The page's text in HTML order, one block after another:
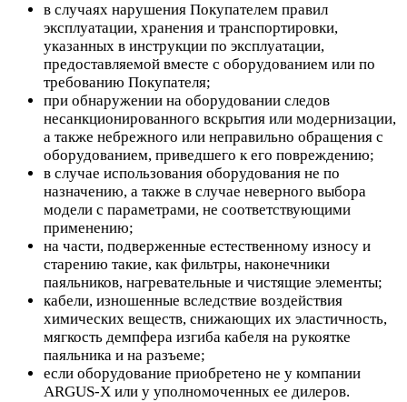
в случаях нарушения Покупателем правил
эксплуатации, хранения и транспортировки,
указанных в инструкции по эксплуатации,
предоставляемой вместе с оборудованием или по
требованию Покупателя;
при обнаружении на оборудовании следов
несанкционированного вскрытия или модернизации,
а также небрежного или неправильно обращения с
оборудованием, приведшего к его повреждению;
в случае использования оборудования не по
назначению, а также в случае неверного выбора
модели с параметрами, не соответствующими
применению;
на части, подверженные естественному износу и
старению такие, как фильтры, наконечники
паяльников, нагревательные и чистящие элементы;
кабели, изношенные вследствие воздействия
химических веществ, снижающих их эластичность,
мягкость демпфера изгиба кабеля на рукоятке
паяльника и на разъеме;
если оборудование приобретено не у компании
ARGUS-X или у уполномоченных ее дилеров.